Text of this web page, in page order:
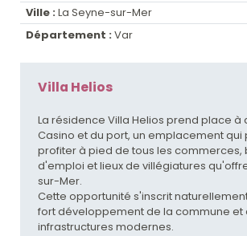
Ville : La Seyne-sur-Mer
Département : Var
Villa Helios
La résidence Villa Helios prend place à
Casino et du port, un emplacement qui
profiter à pied de tous les commerces,
d'emploi et lieux de villégiatures
sur-Mer.
Cette opportunité s'inscrit
fort développement de la commune et
infrastructures modernes.